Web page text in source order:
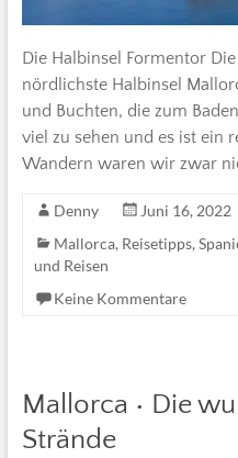
Die Halbinsel Formentor
nördlichste Halbinsel
und Buchten, die zum
viel zu sehen und es ist ein
Wandern waren wir zwar
Denny
Juni 16, 2022
Mallorca, Reisetipps,
und Reisen
Keine Kommentare
Mallorca • Die
Strände